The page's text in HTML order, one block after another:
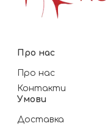
Про нас
Про нас
Контакти
Умови
Доставка